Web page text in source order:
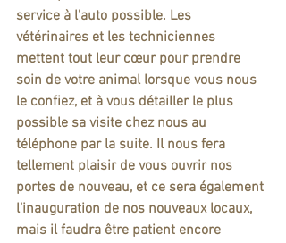
service à l’auto possible. Les
vétérinaires et les techniciennes
mettent tout leur cœur pour prendre
soin de votre animal lorsque vous nous
le confiez, et à vous détailler le plus
possible sa visite chez nous au
téléphone par la suite. Il nous fera
tellement plaisir de vous ouvrir nos
portes de nouveau, et ce sera également
l’inauguration de nos nouveaux locaux,
mais il faudra être patient encore